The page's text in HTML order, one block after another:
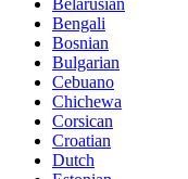
Belarusian
Bengali
Bosnian
Bulgarian
Cebuano
Chichewa
Corsican
Croatian
Dutch